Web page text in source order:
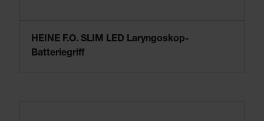
HEINE F.O. SLIM LED Laryngoskop-
Batteriegriff